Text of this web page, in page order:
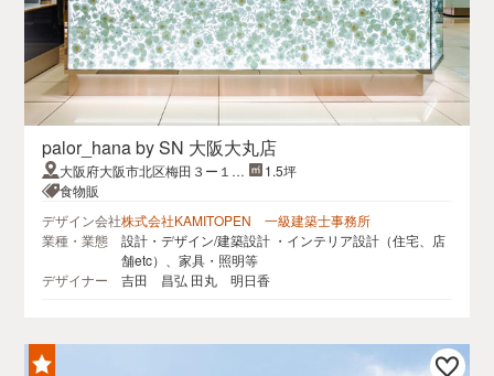
palor_hana by SN 大阪大丸店
大阪府大阪市北区梅田３ー１ー
１
1.5坪
食物販
デザイン会社株式会社KAMITOPEN 一級建築士事務所
業種・業態
設計・デザイン/建築設計 ・インテリア設計（住宅、店
舗etc）、家具・照明等
デザイナー
吉田 昌弘 田丸 明日香